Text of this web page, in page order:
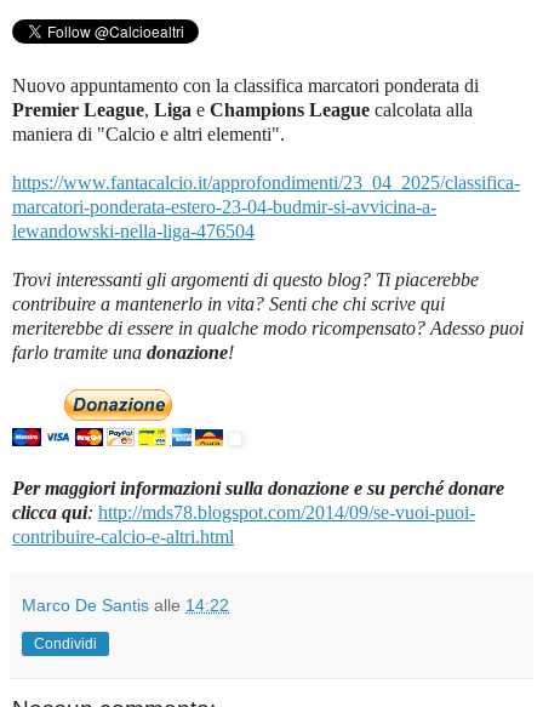
Nuovo appuntamento con la classifica marcatori ponderata di
Premier League, Liga e Champions League calcolata alla
maniera di "Calcio e altri elementi".
https://www.fantacalcio.it/approfondimenti/23_04_2025/classifica-
marcatori-ponderata-estero-23-04-budmir-si-avvicina-a-
lewandowski-nella-liga-476504
Trovi interessanti gli argomenti di questo blog? Ti piacerebbe
contribuire a mantenerlo in vita? Senti che chi scrive qui
meriterebbe di essere in qualche modo ricompensato? Adesso puoi
farlo tramite una donazione!
Per maggiori informazioni sulla donazione e su perché donare
clicca qui: http://mds78.blogspot.com/2014/09/se-vuoi-puoi-
contribuire-calcio-e-altri.html
Marco De Santis alle 14:22
Condividi